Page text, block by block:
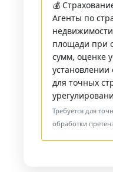
💰
Агенты по
площади при
сумм, оценке
для точных
Требуется для
обработки